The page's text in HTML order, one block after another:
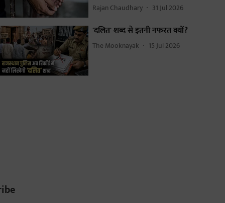
Rajan Chaudhary 31 Jul 2026
'दलित' शब्द से इतनी नफरत क्यों?
The Mooknayak 15 Jul 2026